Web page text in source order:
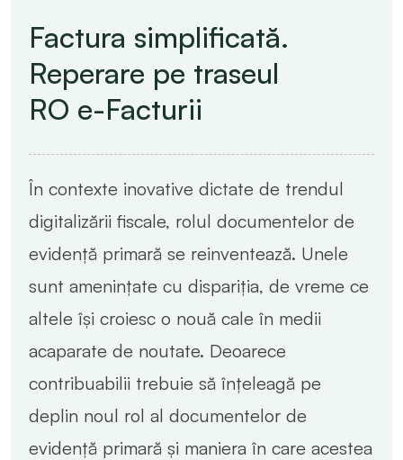
Factura simplificată.
Reperare pe traseul
RO e-Facturii
În contexte inovative dictate de trendul
digitalizării fiscale, rolul documentelor de
evidență primară se reinventează. Unele
sunt amenințate cu dispariția, de vreme ce
altele își croiesc o nouă cale în medii
acaparate de noutate. Deoarece
contribuabilii trebuie să înțeleagă pe
deplin noul rol al documentelor de
evidență primară și maniera în care acestea